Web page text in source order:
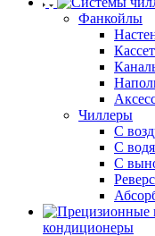
Фанкойлы
Чиллеры
С
С
С
кондиционеры